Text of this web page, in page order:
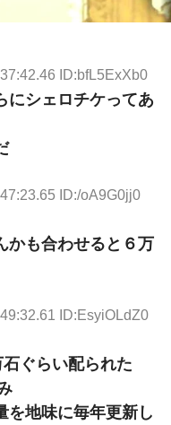
ID:bfL5ExXb0
にシェロチケってあ
ID:/oA9G0jj0
かも合わせると６万
ID:EsyiOLdZ0
ぐらい配られた
を地味に毎年更新し